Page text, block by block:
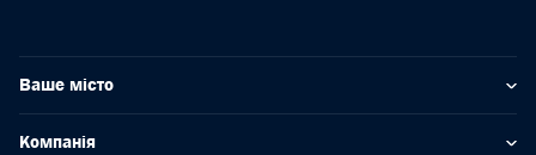
Ваше місто
Компанія